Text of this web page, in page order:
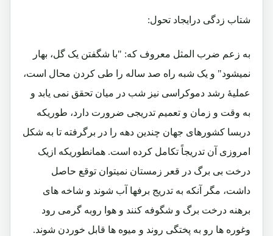
شتاب زدگی درایجاد تحول:
به زعم ضرب المثل معروف که: "با شگفتن یک گل، بهار
نمیشود" و یک شبه راه صد ساله را طی کردن محال است،
عملیۀ رشد دموکراسی نیز شب در میان تحقق نمی یابد و
به وقت و زمان و تعمیم تدریجی ضرورت دارد، طوریکه
دربسا کشورهای جهان چندین دهه را در برگرفته تا به شکل
امروزی آن تدریجاً تکامل کرده است. همانطوریکه ازیک
درخت بی برگ در قعر زمستان نمیتوان توقع حاصل
داشت، مگر آنکه به تدریج برفها آب شوند و شاخه های
برهنه درخت برگ و شگوفه کنند و هوا روبه گرمی رود
وغوره ها رو به پختگی روند و میوه ها قابل خوردن شوند.